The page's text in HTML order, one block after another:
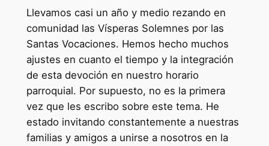
Llevamos casi un año y medio rezando en
comunidad las Vísperas Solemnes por las
Santas Vocaciones. Hemos hecho muchos
ajustes en cuanto el tiempo y la integración
de esta devoción en nuestro horario
parroquial. Por supuesto, no es la primera
vez que les escribo sobre este tema. He
estado invitando constantemente a nuestras
familias y amigos a unirse a nosotros en la